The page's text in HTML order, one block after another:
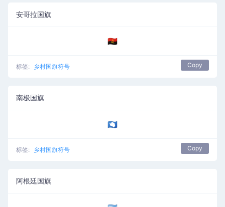
安哥拉国旗
🇦🇴
标签: 乡村国旗符号 Copy
南极国旗
🇦🇶
标签: 乡村国旗符号 Copy
阿根廷国旗